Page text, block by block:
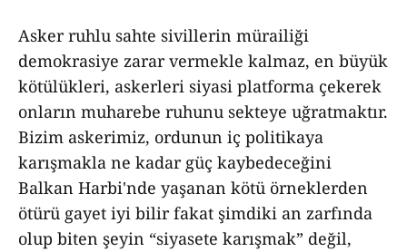
Asker ruhlu sahte sivillerin mürailiği
demokrasiye zarar vermekle kalmaz, en büyük
kötülükleri, askerleri siyasi platforma çekerek
onların muharebe ruhunu sekteye uğratmaktır.
Bizim askerimiz, ordunun iç politikaya
karışmakla ne kadar güç kaybedeceğini
Balkan Harbi'nde yaşanan kötü örneklerden
ötürü gayet iyi bilir fakat şimdiki an zarfında
olup biten şeyin “siyasete karışmak” değil,